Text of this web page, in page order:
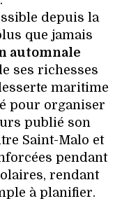
depuis la
que jamais
automnale
ses richesses
maritime
pour organiser
publié son
Saint-Malo et
pendant
rendant
à planifier.